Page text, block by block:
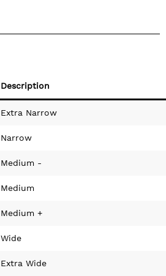
Description
Extra Narrow
Narrow
Medium -
Medium
Medium +
Wide
Extra Wide